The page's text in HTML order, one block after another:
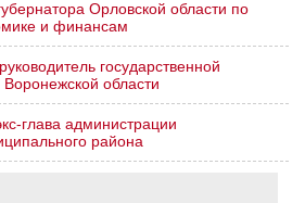
Орловской области по
и финансам
государственной
области
глава администрации
района